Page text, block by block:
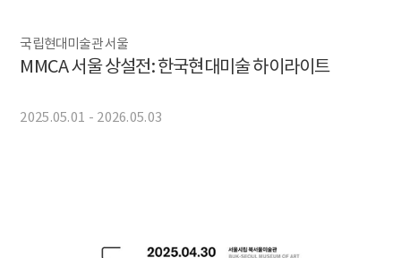
국립현대미술관 서울
MMCA 서울 상설전: 한국현대미술 하이라이트
2025.05.01 - 2026.05.03